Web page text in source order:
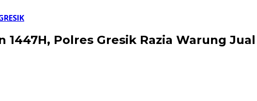
1447H, Polres Gresik Razia Warung